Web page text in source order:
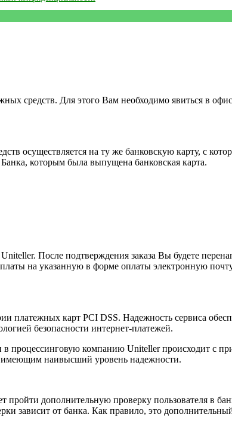
средств. Для этого Вам необходимо явиться в
осуществляется на ту же банковскую карту, с
которым была выпущена банковская карта.
После подтверждения заказа Вы будете
на указанную в форме оплаты электронную
платежных карт PCI DSS. Надежность сервиса
безопасности интернет-платежей.
процессинговую компанию Uniteller происходит с
имеющим наивысший уровень надежности.
дополнительную проверку пользователя в
зависит от банка. Как правило, это